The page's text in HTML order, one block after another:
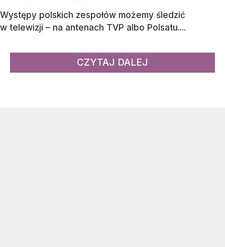
Występy polskich zespołów możemy śledzić
w telewizji – na antenach TVP albo Polsatu....
CZYTAJ DALEJ